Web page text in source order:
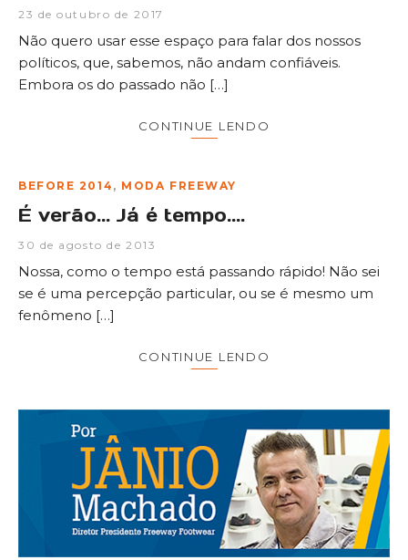
23 de outubro de 2017
Não quero usar esse espaço para falar dos nossos
políticos, que, sabemos, não andam confiáveis.
Embora os do passado não […]
CONTINUE LENDO
BEFORE 2014 , MODA FREEWAY
É verão… Já é tempo….
30 de agosto de 2013
Nossa, como o tempo está passando rápido! Não sei
se é uma percepção particular, ou se é mesmo um
fenômeno […]
CONTINUE LENDO